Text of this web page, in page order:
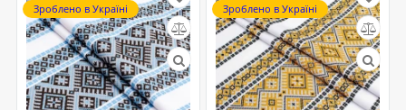
Зроблено в Україні
Зроблено в Україні